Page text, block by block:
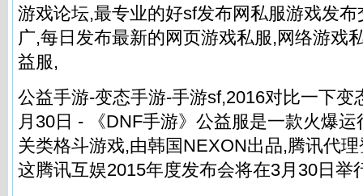
游戏论坛,最专业的好sf发布网私服游戏发
广,每日发布最新的网页游戏私服,网络游戏
益服,
公益手游-变态手游-手游sf,2016对比一下变
月30日 - 《DNF手游》公益服是一款火爆
关类格斗游戏,由韩国NEXON出品,腾讯代
这腾讯互娱2015年度发布会将在3月30日举